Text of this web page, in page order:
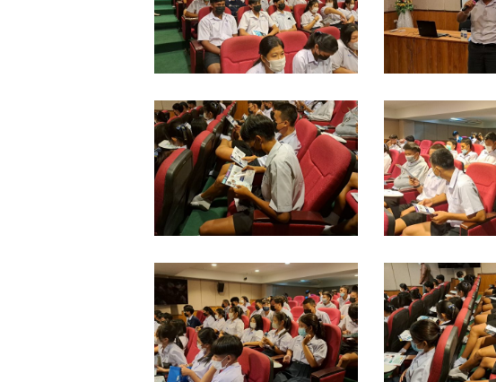
3-
11-
65_๒๒๑๑๐๔_0
3-
11-
65_๒๒๑๑๐๔_1
ข้าม
พิทยา
รร.สวน
ป่า
ชะ
อางค์
3-
65_๒๒๑๑๐๔_4
ข้าม
พิทยา
รร.สวน
ป่า
ชะ
อางค์
3-
11-
65_๒๒๑๑๐๔_5
LINE_ALBUM_แนะแนว
รร.ท่า
ข้าม
พิทยา
รร.สวน
ป่า
ชะ
อางค์
3-
11-
65_๒๒๑๑๐๔_8
LINE_ALBUM_แนะแนว
รร.ท่า
ข้าม
พิทยา
รร.สวน
ป่า
ชะ
อางค์
3-
11-
65_๒๒๑๑๐๔_9
LINE_ALBUM_แนะแนว
รร.ท่า
ข้าม
พิทยา
รร.สวน
LINE_ALBUM_แนะแนว
รร.ท่า
ข้าม
พิทยา
รร.สวน